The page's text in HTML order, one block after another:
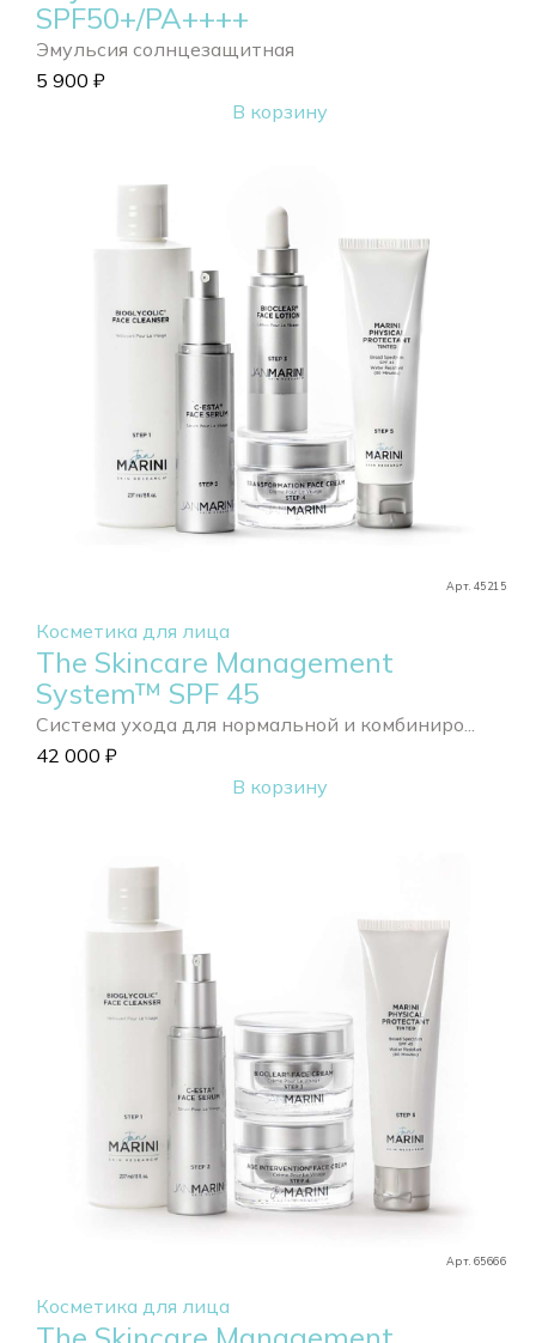
SPF50+/PA++++
Эмульсия солнцезащитная
5 900 ₽
В корзину
Арт. 45215
Косметика для лица
The Skincare Management
System™ SPF 45
Система ухода для нормальной и комбиниро...
42 000 ₽
В корзину
Арт. 65666
Косметика для лица